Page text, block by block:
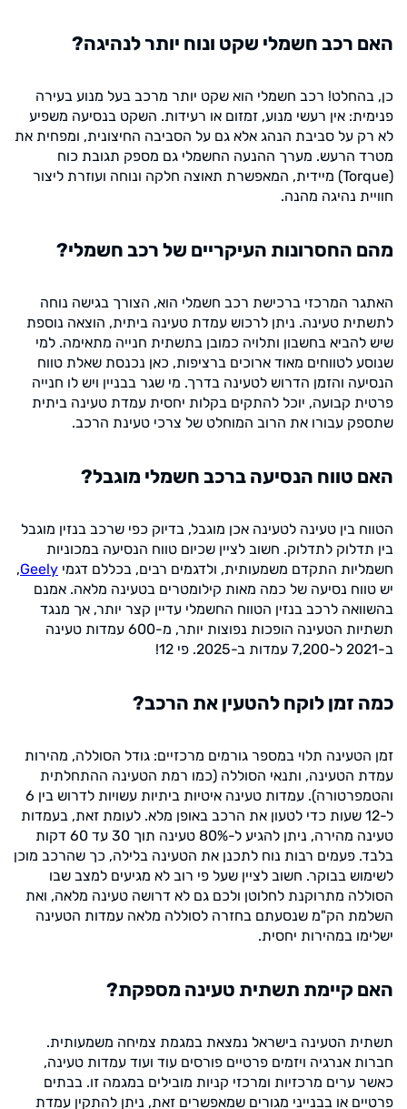
האם רכב חשמלי שקט ונוח יותר לנהיגה?
כן, בהחלט! רכב חשמלי הוא שקט יותר מרכב בעל מנוע בעירה
פנימית: אין רעשי מנוע, זמזום או רעידות. השקט בנסיעה משפיע
לא רק על סביבת הנהג אלא גם על הסביבה החיצונית, ומפחית את
מטרד הרעש. מערך ההנעה החשמלי גם מספק תגובת כוח
(Torque) מיידית, המאפשרת תאוצה חלקה ונוחה ועוזרת ליצור
חוויית נהיגה מהנה.
מהם החסרונות העיקריים של רכב חשמלי?
האתגר המרכזי ברכישת רכב חשמלי הוא, הצורך בגישה נוחה
לתשתית טעינה. ניתן לרכוש עמדת טעינה ביתית, הוצאה נוספת
שיש להביא בחשבון ותלויה כמובן בתשתית חנייה מתאימה. למי
שנוסע לטווחים מאוד ארוכים ברציפות, כאן נכנסת שאלת טווח
הנסיעה והזמן הדרוש לטעינה בדרך. מי שגר בבניין ויש לו חנייה
פרטית קבועה, יוכל להתקים בקלות יחסית עמדת טעינה ביתית
שתספק עבורו את הרוב המוחלט של צרכי טעינת הרכב.
האם טווח הנסיעה ברכב חשמלי מוגבל?
הטווח בין טעינה לטעינה אכן מוגבל, בדיוק כפי שרכב בנזין מוגבל
בין תדלוק לתדלוק. חשוב לציין שכיום טווח הנסיעה במכוניות
חשמליות התקדם משמעותית, ולדגמים רבים, בכללם דגמי Geely
,
יש טווח נסיעה של כמה מאות קילומטרים בטעינה מלאה. אמנם
בהשוואה לרכב בנזין הטווח החשמלי עדיין קצר יותר, אך מנגד
תשתיות הטעינה הופכות נפוצות יותר, מ-600 עמדות טעינה
ב-2021 ל-7,200 עמדות ב-2025. פי 12!
כמה זמן לוקח להטעין את הרכב?
זמן הטעינה תלוי במספר גורמים מרכזיים: גודל הסוללה, מהירות
עמדת הטעינה, ותנאי הסוללה (כמו רמת הטעינה ההתחלתית
והטמפרטורה). עמדות טעינה איטיות ביתיות עשויות לדרוש בין 6
ל-12 שעות כדי לטעון את הרכב באופן מלא. לעומת זאת, בעמדות
טעינה מהירה, ניתן להגיע ל-80% טעינה תוך 30 עד 60 דקות
בלבד. פעמים רבות נוח לתכנן את הטעינה בלילה, כך שהרכב מוכן
לשימוש בבוקר. חשוב לציין שעל פי רוב לא מגיעים למצב שבו
הסוללה מתרוקנת לחלוטן ולכם גם לא דרושה טעינה מלאה, ואת
השלמת הק"מ שנסעתם בחזרה לסוללה מלאה עמדות הטעינה
ישלימו במהירות יחסית.
האם קיימת תשתית טעינה מספקת?
תשתית הטעינה בישראל נמצאת במגמת צמיחה משמעותית.
חברות אנרגיה ויזמים פרטיים פורסים עוד ועוד עמדות טעינה,
כאשר ערים מרכזיות ומרכזי קניות מובילים במגמה זו. בבתים
פרטיים או בבנייני מגורים שמאפשרים זאת, ניתן להתקין עמדת